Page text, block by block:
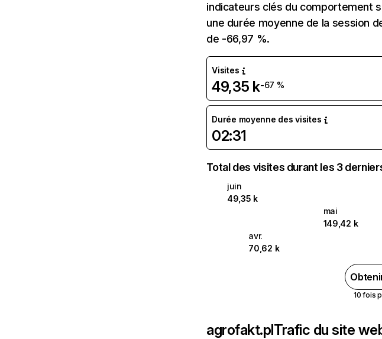
indicateurs clés du comportement
une durée moyenne de la session
de -66,97 %.
Visites
49,35 k-67 %
Durée moyenne des visites
02:31
Total des visites durant les 3
juin
49,35 k
mai
149,42 k
avr.
70,62 k
10 fois
agrofakt.plTrafic du site